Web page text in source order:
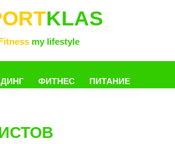
KLAS
my lifestyle
ФИТНЕС ПИТАНИЕ